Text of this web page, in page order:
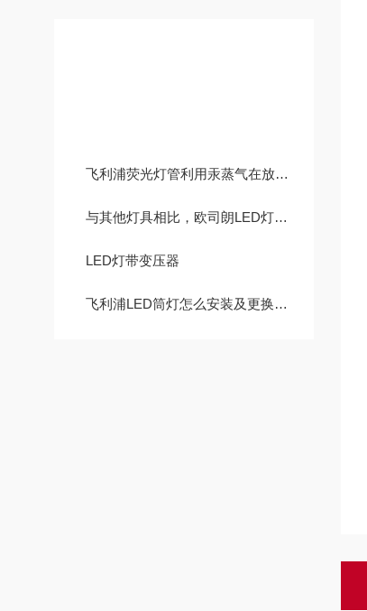
飞利浦荧光灯管利用汞蒸气在放电过程中辐射紫外线
与其他灯具相比，欧司朗LED灯杯有哪些特点?
LED灯带变压器
飞利浦LED筒灯怎么安装及更换维修方法